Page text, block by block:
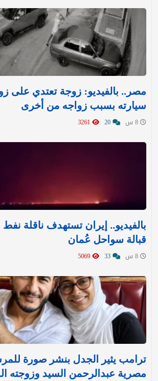
مصر.. بالفيديو: زوجة تعتدي على
سيارته بسبب زواجه من أخرى
بالفيديو.. إيران تستهدف ناقلة
قبالة سواحل عُمان
ترامب يثير الجدل بنشر صورة
مصرية عبدالرحمن السيد وزوجته